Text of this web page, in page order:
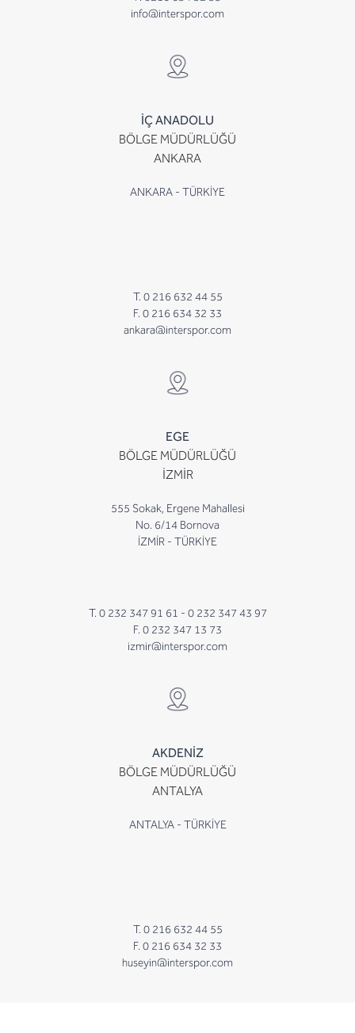
info@interspor.com
İÇ ANADOLU
BÖLGE MÜDÜRLÜĞÜ
ANKARA
ANKARA - TÜRKİYE
T. 0 216 632 44 55
F. 0 216 634 32 33
ankara@interspor.com
EGE
BÖLGE MÜDÜRLÜĞÜ
İZMİR
555 Sokak, Ergene Mahallesi
No. 6/14 Bornova
İZMİR - TÜRKİYE
T. 0 232 347 91 61 - 0 232 347 43 97
F. 0 232 347 13 73
izmir@interspor.com
AKDENİZ
BÖLGE MÜDÜRLÜĞÜ
ANTALYA
ANTALYA - TÜRKİYE
T. 0 216 632 44 55
F. 0 216 634 32 33
huseyin@interspor.com